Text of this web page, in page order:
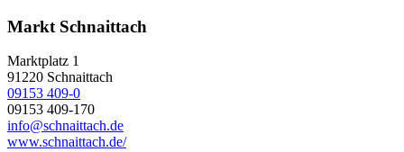
Markt Schnaittach
Marktplatz 1
91220 Schnaittach
09153 409-0
09153 409-170
info@schnaittach.de
www.schnaittach.de/